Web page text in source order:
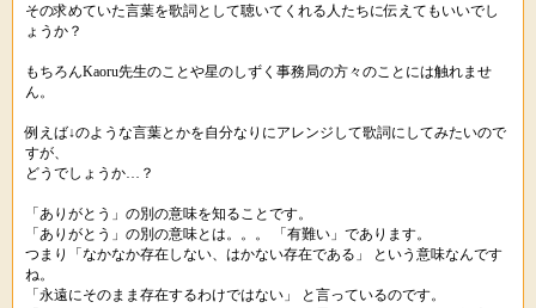
その求めていた言葉を歌詞として聴いてくれる人たちに伝えてもいいでし
ょうか？
もちろんKaoru先生のことや星のしずく事務局の方々のことには触れませ
ん。
例えば↓のような言葉とかを自分なりにアレンジして歌詞にしてみたいので
すが、
どうでしょうか…？
「ありがとう」の別の意味を知ることです。
「ありがとう」の別の意味とは。。。 「有難い」であります。
つまり「なかなか存在しない、はかない存在である」 という意味なんです
ね。
「永遠にそのまま存在するわけではない」 と言っているのです。